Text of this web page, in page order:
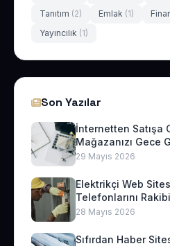
Tanıtım (2) Emlak (1)
Yayıncılık (1)
Son Yazılar
İnternetten Satışa
Mağazanızı Gece
29 Mayıs 2026
Elektrikçi Web
Telefonlarını
28 Mayıs 2026
Sıfırdan Haber